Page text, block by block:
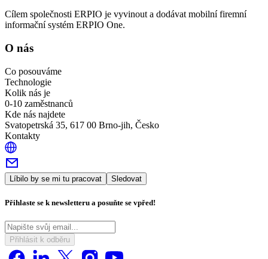
Cílem společnosti ERPIO je vyvinout a dodávat mobilní firemní
informační systém ERPIO One.
O nás
Co posouváme
Technologie
Kolik nás je
0-10 zaměstnanců
Kde nás najdete
Svatopetrská 35, 617 00 Brno-jih, Česko
Kontakty
Líbilo by se mi tu pracovat Sledovat
Přihlaste se k newsletteru a posuňte se vpřed!
Přihlásit k odběru